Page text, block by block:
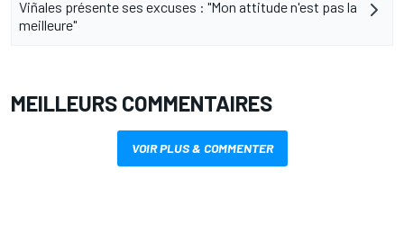
Viñales présente ses excuses : "Mon attitude n'est pas la
meilleure"
MEILLEURS COMMENTAIRES
VOIR PLUS & COMMENTER